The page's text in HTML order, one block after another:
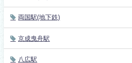
両国駅(地下鉄)
京成曳舟駅
八広駅